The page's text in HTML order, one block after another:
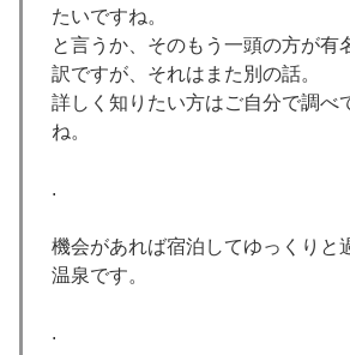
たいですね。
と言うか、そのもう一頭の方が有
訳ですが、それはまた別の話。
詳しく知りたい方はご自分で調べ
ね。
.
機会があれば宿泊してゆっくりと
温泉です。
.